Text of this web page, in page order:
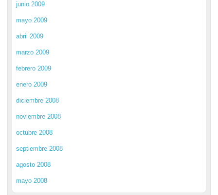
junio 2009
mayo 2009
abril 2009
marzo 2009
febrero 2009
enero 2009
diciembre 2008
noviembre 2008
octubre 2008
septiembre 2008
agosto 2008
mayo 2008